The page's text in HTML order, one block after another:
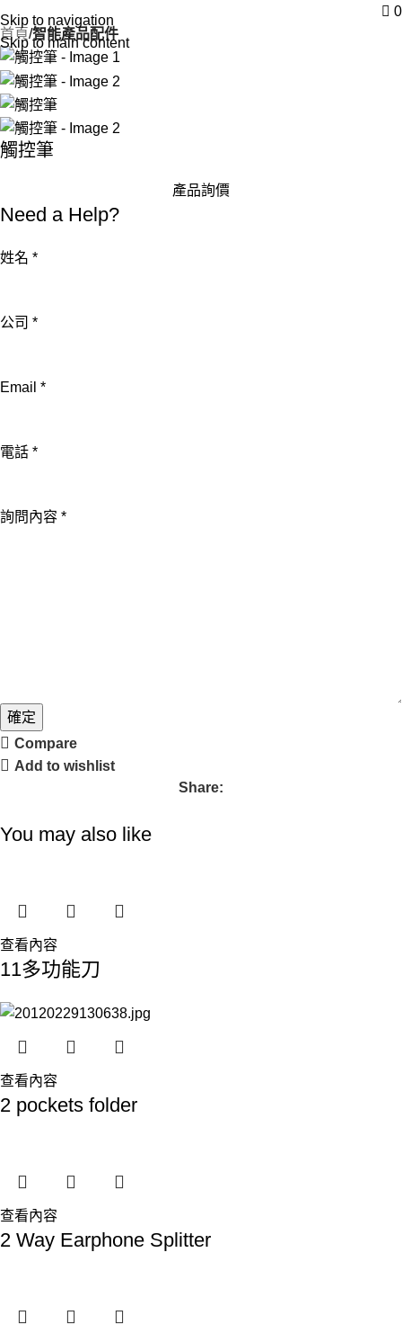
Skip to navigation
Skip to main content
0
首頁 智能產品配件
觸控筆
產品詢價
Need a Help?
姓名 *
詢
容
Email
公司 *
Email *
電話 *
詢問內容 *
確定
Compare
Add to wishlist
Share:
You may also like
查看內容
11多功能刀
查看內容
2 pockets folder
查看內容
2 Way Earphone Splitter